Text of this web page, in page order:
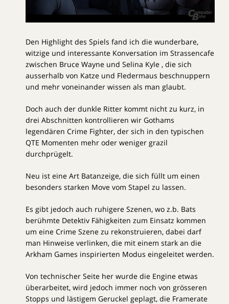
Den Highlight des Spiels fand ich die wunderbare,
witzige und interessante Konversation im Strassencafe
zwischen Bruce Wayne und Selina Kyle , die sich
ausserhalb von Katze und Fledermaus beschnuppern
und mehr voneinander wissen als man glaubt.
Doch auch der dunkle Ritter kommt nicht zu kurz, in
drei Abschnitten kontrollieren wir Gothams
legendären Crime Fighter, der sich in den typischen
QTE Momenten mehr oder weniger grazil
durchprügelt.
Neu ist eine Art Batanzeige, die sich füllt um einen
besonders starken Move vom Stapel zu lassen.
Es gibt jedoch auch ruhigere Szenen, wo z.b. Bats
berühmte Detektiv Fähigkeiten zum Einsatz kommen
um eine Crime Szene zu rekonstruieren, dabei darf
man Hinweise verlinken, die mit einem stark an die
Arkham Games inspirierten Modus eingeleitet werden.
Von technischer Seite her wurde die Engine etwas
überarbeitet, wird jedoch immer noch von grösseren
Stopps und lästigem Geruckel geplagt, die Framerate